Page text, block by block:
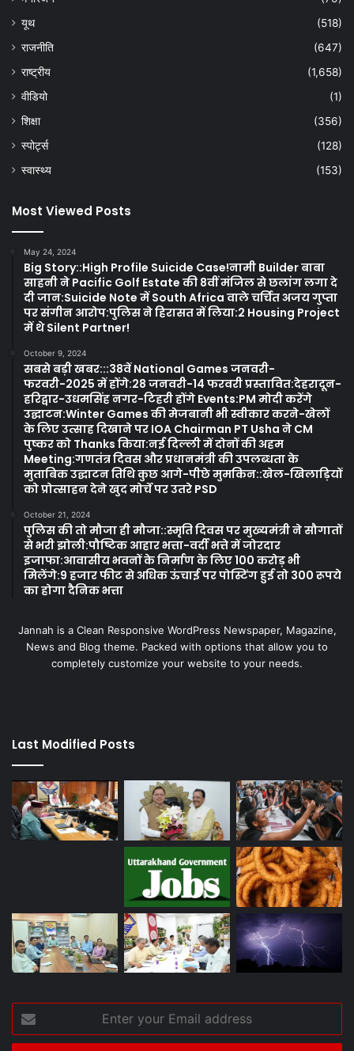
यूथ
(518)
राजनीति
(647)
राष्ट्रीय
(1,658)
वीडियो
(1)
शिक्षा
(356)
स्पोर्ट्स
(128)
स्वास्थ्य
(153)
Most Viewed Posts
May 24, 2024
Big Story::High Profile Suicide Case!नामी Builder बाबा
साहनी ने Pacific Golf Estate की 8वीं मंजिल से छलांग लगा दे
दी जान:Suicide Note में South Africa वाले चर्चित अजय गुप्ता
पर संगीन आरोप:पुलिस ने हिरासत में लिया:2 Housing Project
में थे Silent Partner!
October 9, 2024
सबसे बड़ी खबर:::38वें National Games जनवरी-
फरवरी-2025 में होंगे:28 जनवरी-14 फरवरी प्रस्तावित:देहरादून-
हरिद्वार-उधमसिंह नगर-टिहरी होंगे Events:PM मोदी करेंगे
उद्घाटन:Winter Games की मेजबानी भी स्वीकार करने-खेलों
के लिए उत्साह दिखाने पर IOA Chairman PT Usha ने CM
पुष्कर को Thanks किया:नई दिल्ली में दोनों की अहम
Meeting:गणतंत्र दिवस और प्रधानमंत्री की उपलब्धता के
मुताबिक उद्घाटन तिथि कुछ आगे-पीछे मुमकिन::खेल-खिलाड़ियों
को प्रोत्साहन देने खुद मोर्चे पर उतरे PSD
October 21, 2024
पुलिस की तो मौजा ही मौजा::स्मृति दिवस पर मुख्यमंत्री ने सौगातों
से भरी झोली:पौष्टिक आहार भत्ता-वर्दी भत्ते में जोरदार
इजाफा:आवासीय भवनों के निर्माण के लिए 100 करोड़ भी
मिलेंगे:9 हजार फीट से अधिक ऊंचाई पर पोस्टिंग हुई तो 300 रूपये
का होगा दैनिक भत्ता
Jannah is a Clean Responsive WordPress Newspaper, Magazine,
News and Blog theme. Packed with options that allow you to
completely customize your website to your needs.
Last Modified Posts
your
Email